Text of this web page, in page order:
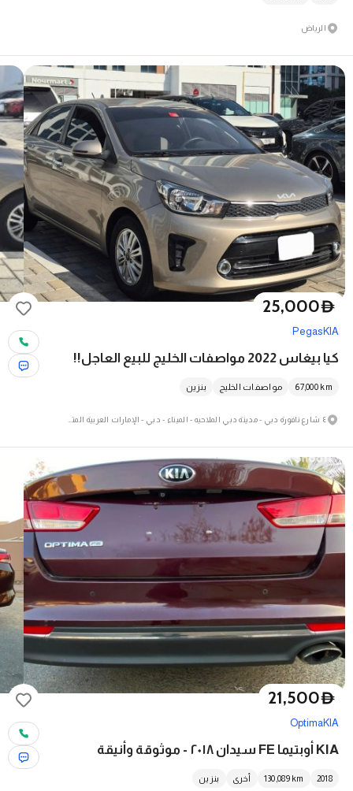
الرياض
D
25,000
KIA
Pegas
كيا بيغاس 2022 مواصفات الخليج للبيع العاجل!!
67,000 km مواصفات الخليج بنزين
٤ شارع نافورة دبي - مدينة دبي الملاحيه - الميناء - دبي - الإمارات العربية المتحدة
D
21,500
KIA
Optima
KIA أوبتيما FE سيدان ٢٠١٨ - موثوقة وأنيقة
2018
130,089 km أخرى بنزين